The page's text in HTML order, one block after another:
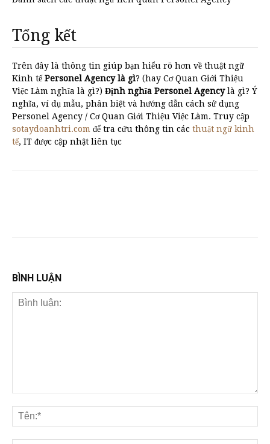
Tổng kết
Trên đây là thông tin giúp bạn hiểu rõ hơn về thuật ngữ
Kinh tếPersonel Agency là gì? (hay Cơ Quan Giới Thiệu
Việc Làm nghĩa là gì?) Định nghĩa Personel Agencylà gì? Ý
nghĩa, ví dụ mẫu, phân biệt và hướng dẫn cách sử dụng
Personel Agency / Cơ Quan Giới Thiệu Việc Làm. Truy cập
sotaydoanhtri.com để tra cứu thông tin các thuật ngữ kinh
tế, IT được cập nhật liên tục
BÌNH LUẬN